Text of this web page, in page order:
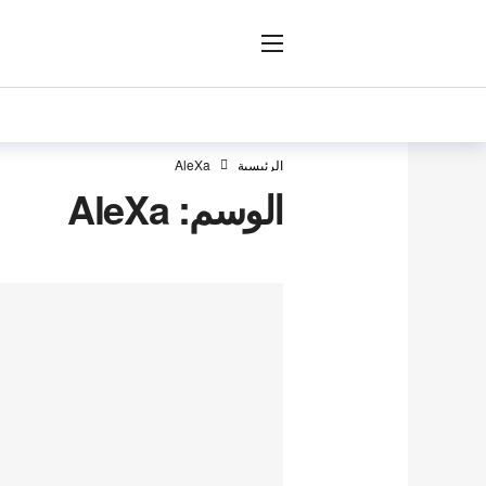
الرئيسية AleXa
الوسم:AleXa